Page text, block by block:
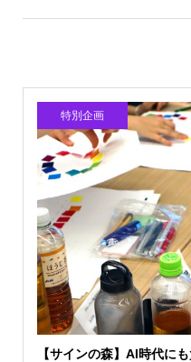
特別企画
【サインの森】AI時代に